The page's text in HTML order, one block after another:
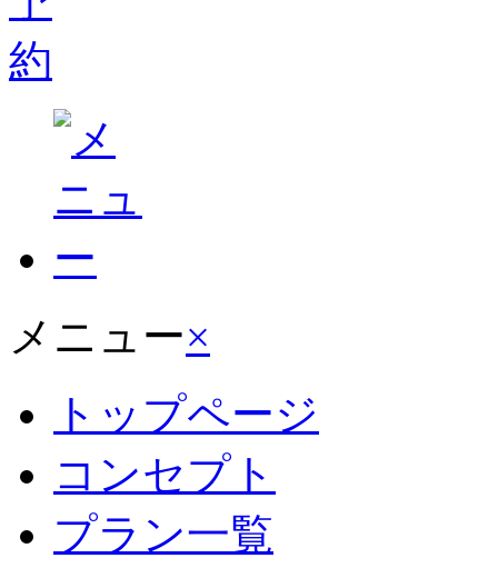
メニュー×
トップページ
コンセプト
プラン一覧